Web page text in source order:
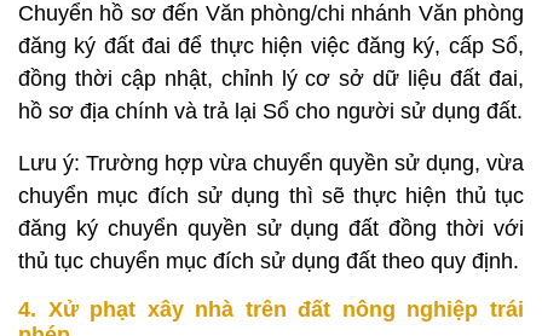
Chuyển hồ sơ đến Văn phòng/chi nhánh Văn phòng
đăng ký đất đai để thực hiện việc đăng ký, cấp Sổ,
đồng thời cập nhật, chỉnh lý cơ sở dữ liệu đất đai,
hồ sơ địa chính và trả lại Sổ cho người sử dụng đất.
Lưu ý: Trường hợp vừa chuyển quyền sử dụng, vừa
chuyển mục đích sử dụng thì sẽ thực hiện thủ tục
đăng ký chuyển quyền sử dụng đất đồng thời với
thủ tục chuyển mục đích sử dụng đất theo quy định.
4. Xử phạt xây nhà trên đất nông nghiệp trái